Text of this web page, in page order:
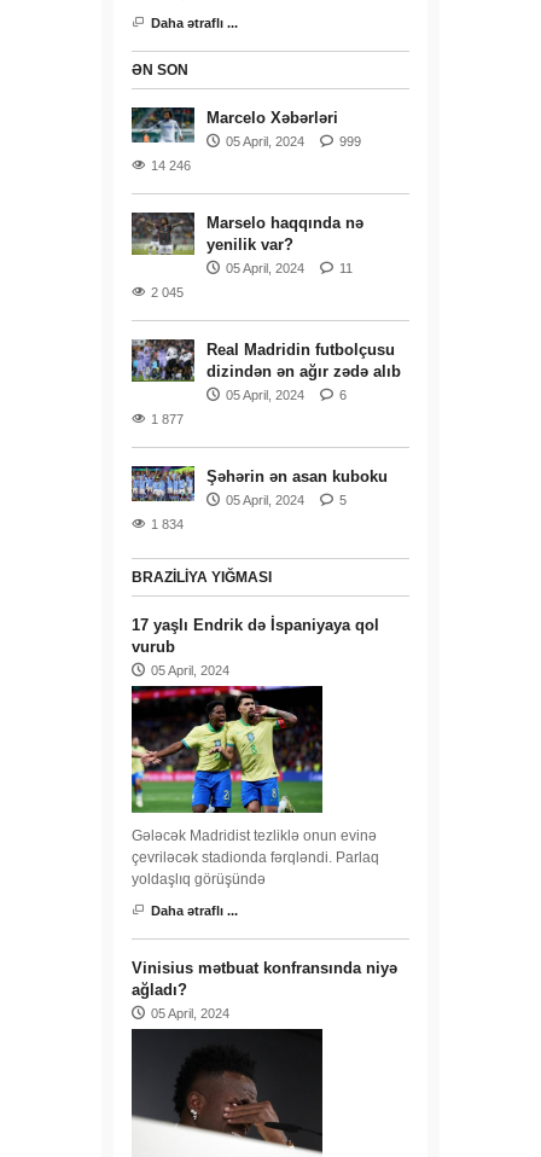
Daha ətraflı ...
ƏN SON
Marcelo Xəbərləri
05 April, 2024
999
14 246
Marselo haqqında nə
yenilik var?
05 April, 2024
11
2 045
Real Madridin futbolçusu
dizindən ən ağır zədə alıb
05 April, 2024
6
1 877
Şəhərin ən asan kuboku
05 April, 2024
5
1 834
BRAZILIYA YIĞMASI
17 yaşlı Endrik də İspaniyaya qol
vurub
05 April, 2024
Gələcək Madridist tezliklə onun evinə
çevriləcək stadionda fərqləndi. Parlaq
yoldaşlıq görüşündə
Daha ətraflı ...
Vinisius mətbuat konfransında niyə
ağladı?
05 April, 2024